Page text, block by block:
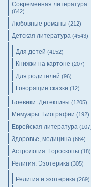
Современная литература
(642)
Любовные романы (212)
Детская литература (4543)
Для детей (4152)
Книжки на картоне (207)
Для родителей (96)
Говорящие сказки (12)
Боевики. Детективы (1205)
Мемуары. Биографии (192)
Еврейская литература
Здоровье, медицина (664)
Астрология. Гороскопы (18)
Религия. Эзотерика (305)
Религия и эзотерика (269)